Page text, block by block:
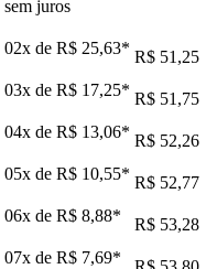
sem juros
02x de R$ 25,63* R$ 51,25
03x de R$ 17,25* R$ 51,75
04x de R$ 13,06* R$ 52,26
05x de R$ 10,55* R$ 52,77
06x de R$ 8,88*
R$ 53,28
07x de R$ 7,69*